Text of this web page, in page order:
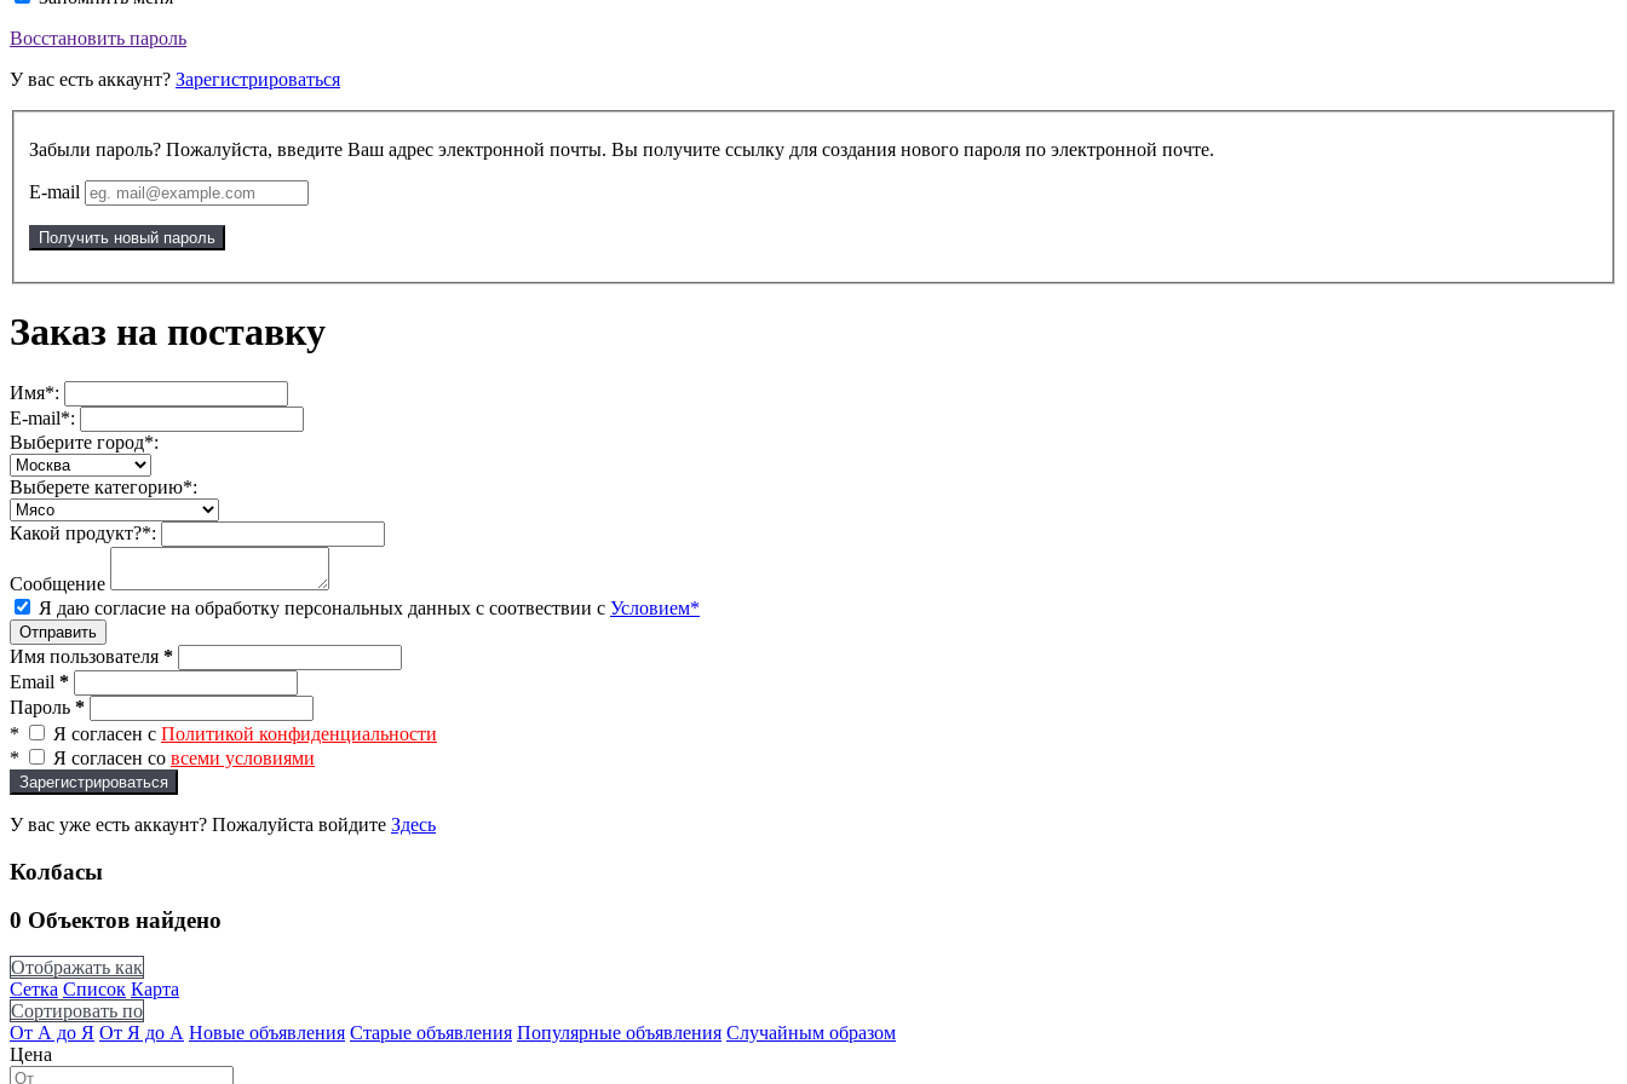
Восстановить пароль
У вас есть аккаунт? Зарегистрироваться
Забыли пароль? Пожалуйста, введите Ваш адрес электронной почты. Вы получите ссылку для создания нового пароля по электронной почте.
E-mail
Получить новый пароль
Заказ на поставку
Имя*:
E-mail*:
Выберите город*:
Выберете категорию*:
Какой продукт?*:
Сообщение
Я даю согласие на обработку персональных данных с соотвествии с Условием*
Отправить
Имя пользователя *
Email *
Пароль *
*
Я согласен с Политикой конфиденциальности
*
Я согласен со всеми условиями
Зарегистрироваться
У вас уже есть аккаунт? Пожалуйста войдите Здесь
Колбасы
0 Объектов найдено
Отображать как
Сетка Список Карта
Сортировать по
От А до Я От Я до А Новые объявления Старые объявления Популярные объявления Случайным образом
Цена